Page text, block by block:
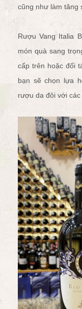
cũng như làm tăng
Rượu Vang Italia
món quà sang
cấp trên hoặc đối
bạn sẽ chọn lựa
rượu da đôi với các